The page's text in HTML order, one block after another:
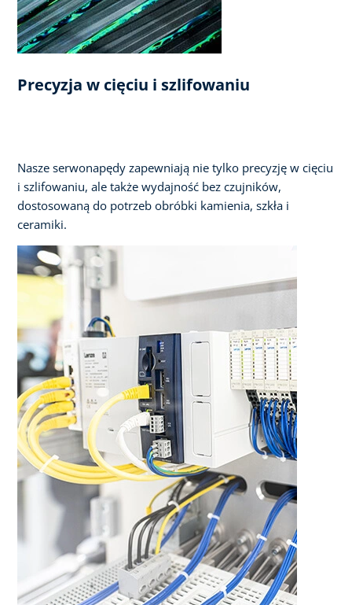
Precyzja w cięciu i szlifowaniu
Nasze serwonapędy zapewniają nie tylko precyzję w cięciu
i szlifowaniu, ale także wydajność bez czujników,
dostosowaną do potrzeb obróbki kamienia, szkła i
ceramiki.